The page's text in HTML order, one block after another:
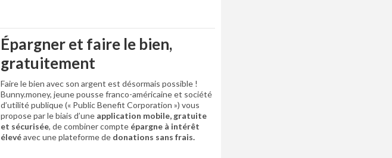
Épargner et faire le bien,
gratuitement
Faire le bien avec son argent est désormais possible !
Bunny.money, jeune pousse franco-américaine et société
d’utilité publique (« Public Benefit Corporation ») vous
propose par le biais d’une application mobile, gratuite
et sécurisée, de combiner compte épargne à intérêt
élevéavec une plateforme de donations sans frais.